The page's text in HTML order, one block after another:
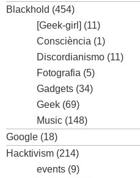
Blackhold (454)
[Geek-girl] (11)
Consciència (1)
Discordianismo (11)
Fotografia (5)
Gadgets (34)
Geek (69)
Music (148)
Google (18)
Hacktivism (214)
events (9)